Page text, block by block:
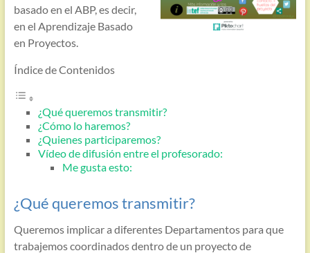
basado en el ABP, es decir,
en el Aprendizaje Basado
en Proyectos.
Índice de Contenidos
¿Qué queremos transmitir?
¿Cómo lo haremos?
¿Quienes participaremos?
Vídeo de difusión entre el profesorado:
Me gusta esto:
¿Qué queremos transmitir?
Queremos implicar a diferentes Departamentos para que
trabajemos coordinados dentro de un proyecto de